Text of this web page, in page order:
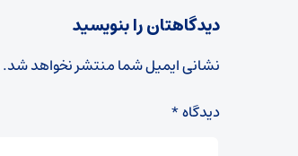
دیدگاهتان را بنویسید
نشانی ایمیل شما منتشر نخواهد شد.
دیدگاه*